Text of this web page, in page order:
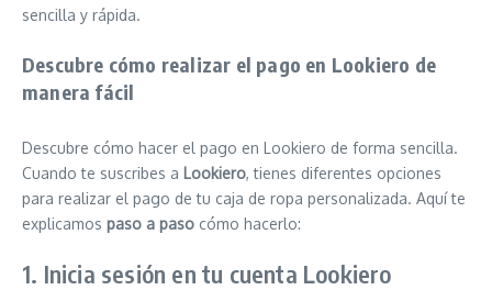
sencilla y rápida.
Descubre cómo realizar el pago en Lookiero de
manera fácil
Descubre cómo hacer el pago en Lookiero de forma sencilla.
Cuando te suscribes a Lookiero, tienes diferentes opciones
para realizar el pago de tu caja de ropa personalizada. Aquí te
explicamos paso a paso cómo hacerlo:
1. Inicia sesión en tu cuenta Lookiero